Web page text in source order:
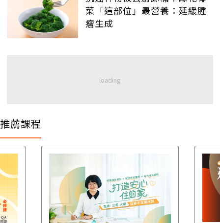
菜「這部位」最營養：延緩腫
瘤生成
推薦課程